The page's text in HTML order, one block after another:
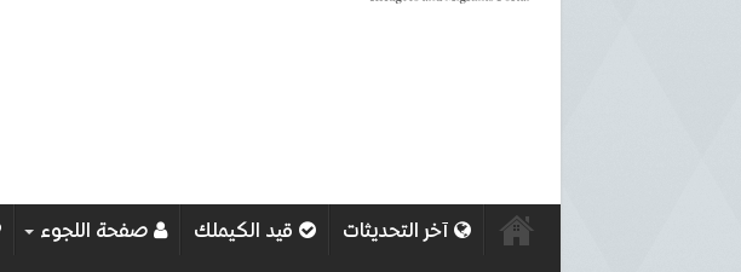
آخر التحديثات قيد الكيملك صفحة اللجوء